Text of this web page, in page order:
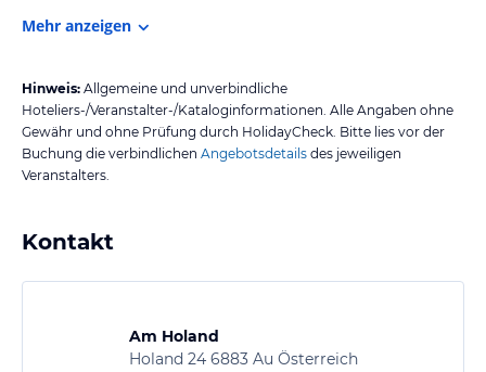
Mehr anzeigen
Hinweis: Allgemeine und unverbindliche
Hoteliers-/Veranstalter-/Kataloginformationen. Alle Angaben ohne
Gewähr und ohne Prüfung durch HolidayCheck. Bitte lies vor der
Buchung die verbindlichen Angebotsdetails des jeweiligen
Veranstalters.
Kontakt
Am Holand
Holand 24 6883 Au Österreich